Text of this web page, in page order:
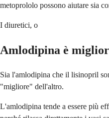
metoprololo possono aiutare sia
I diuretici, o
Amlodipina è
Sia l'amlodipina che il lisinopril
"migliore" dell'altro.
L'amlodipina tende a essere più